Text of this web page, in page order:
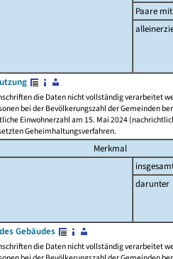
Paare
die Daten nicht vollständig verarbeitet
bei der Bevölkerungszahl der Gemeinden
Einwohnerzahl am 15. Mai 2024
Geheimhaltungsverfahren.
Merkmal
darunter
Gebäudes
die Daten nicht vollständig verarbeitet